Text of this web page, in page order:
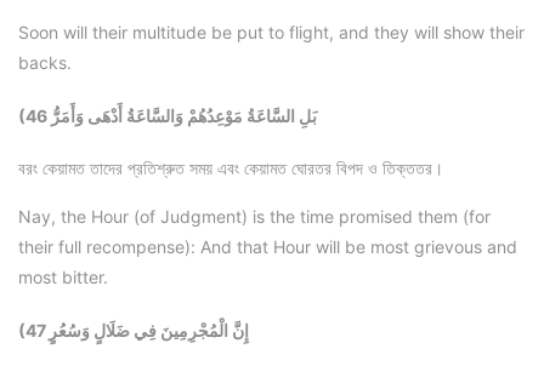
Soon will their multitude be put to flight, and they will show their
backs.
(46 بَلِ السَّاعَةُ مَوْعِدُهُمْ وَالسَّاعَةُ أَدْهَى وَأَمَرُّ
বরং কেয়ামত তাদের প্রতিশ্রুত সময় এবং কেয়ামত ঘোরতর বিপদ ও তিক্ততর।
Nay, the Hour (of Judgment) is the time promised them (for
their full recompense): And that Hour will be most grievous and
most bitter.
(47 إِنَّ الْمُجْرِمِينَ فِي ضَلَالٍ وَسُعُرٍ